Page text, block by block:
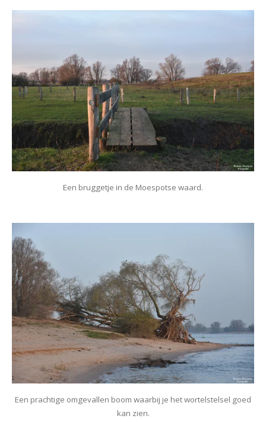
Een bruggetje in de Moespotse waard.
Een prachtige omgevallen boom waarbij je het wortelstelsel goed
kan zien.